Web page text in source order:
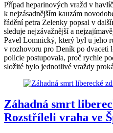
Případ heparinových vražd v
k nejzásadnějším kauzám
řádění petra Zelenky popsal v
sleduje nejzávažnější a
Pavel Lomnický, který byl u jeho
v rozhovoru pro Deník po dvaceti
policie postupovala, proč rychle
složité bylo jednotlivé vraždy
Záhadná smrt
Rozstříleli vraha ve